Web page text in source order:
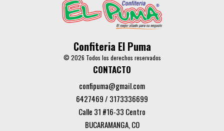
Confiteria El Puma
© 2026 Todos los derechos reservados
CONTACTO
confipuma@gmail.com
6427469 / 3173336699
Calle 31 #16-33 Centro
BUCARAMANGA, CO